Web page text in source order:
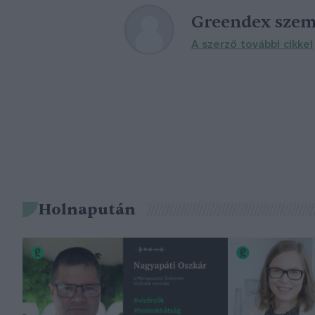
Greendex
A szerző további cikkei
Holnapután